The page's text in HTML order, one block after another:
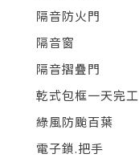
隔音防火門
隔音窗
隔音摺疊門
乾式包框一天完工
綠風防颱百葉
電子鎖.把手